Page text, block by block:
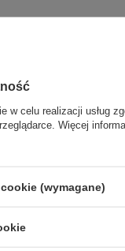
towaru w
w celu realizacji usług
Więcej
(wymagane)